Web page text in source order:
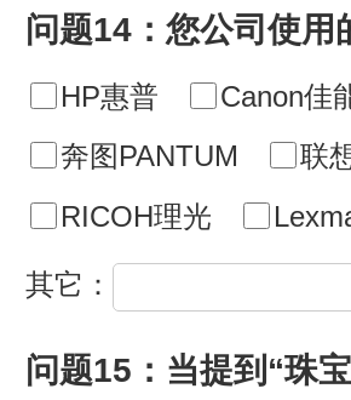
问题14：您公司使用
HP惠普 Canon佳
奔图PANTUM
联
RICOH理光
其它：
问题15：当提到“珠